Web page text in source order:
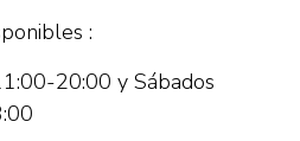
:
20:00 y Sábados